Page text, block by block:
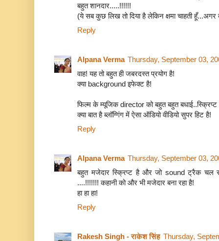
बहुत शानदार.....!!!!!!
(ये सब कुछ लिख तो दिया है लेकिन क्षमा चाहती हूँ...अगर
Reply
Alpana Verma Thursday, September 03,
वाह! यह तो बहुत ही जबरदस्त प्रयोग है!
क्या background इफेक्ट है!
फिल्म के म्यूजिक director को बहुत बहुत
क्या बात है ब्लॉग्गिंग में ऐसा ऑडियो वीडियो सुपर हिट है!
Reply
Alpana Verma Thursday, September 03,
बहुत मजेदार स्क्रिप्ट है और जो sound ट्रैक चल
....!!!!!!! कहानी को और भी मजेदार बना रहा है!
हा हा हा!
Reply
Rakesh Singh - राकेश सिंह Thursday,